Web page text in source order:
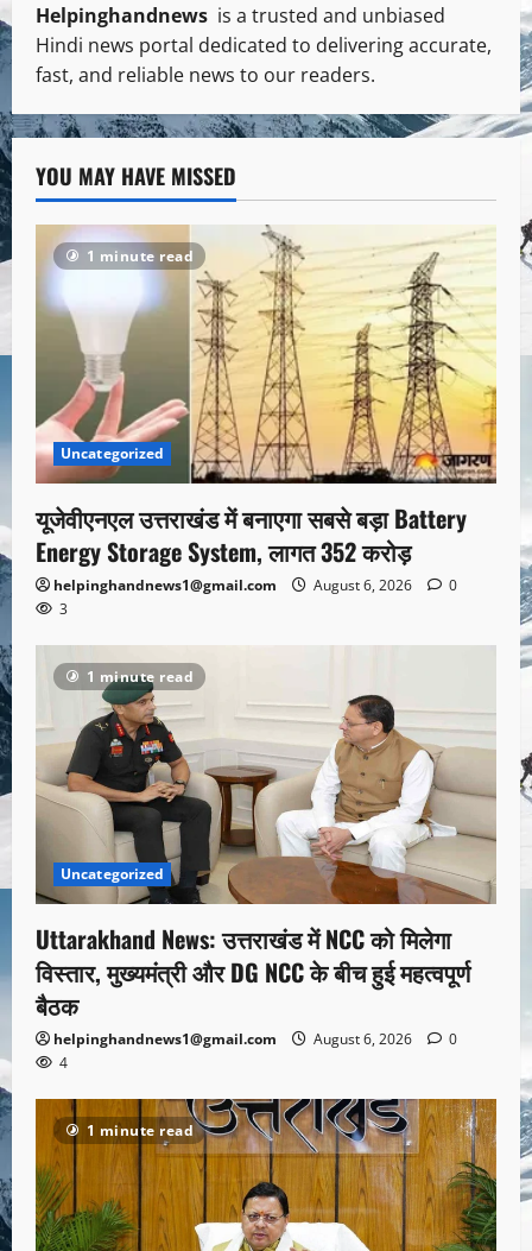
Helpinghandnews is a trusted and unbiased
Hindi news portal dedicated to delivering accurate,
fast, and reliable news to our readers.
YOU MAY HAVE MISSED
1 minute read
Uncategorized
यूजेवीएनएल उत्तराखंड में बनाएगा सबसे बड़ा Battery
Energy Storage System, लागत 352 करोड़
helpinghandnews1@gmail.com August 6, 2026
0
3
1 minute read
Uncategorized
Uttarakhand News: उत्तराखंड में NCC को मिलेगा
विस्तार, मुख्यमंत्री और DG NCC के बीच हुई महत्वपूर्ण
बैठक
helpinghandnews1@gmail.com August 6, 2026
0
4
1 minute read